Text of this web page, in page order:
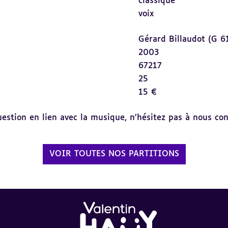
voix
Gérard Billaudot (G
2003
67217
25
15 €
en lien avec la musique, n’hésitez pas à nous
VOIR TOUTES NOS PARTITIONS